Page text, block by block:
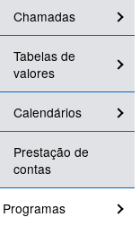
Chamadas
Tabelas de
valores
Calendários
Prestação de
contas
Programas